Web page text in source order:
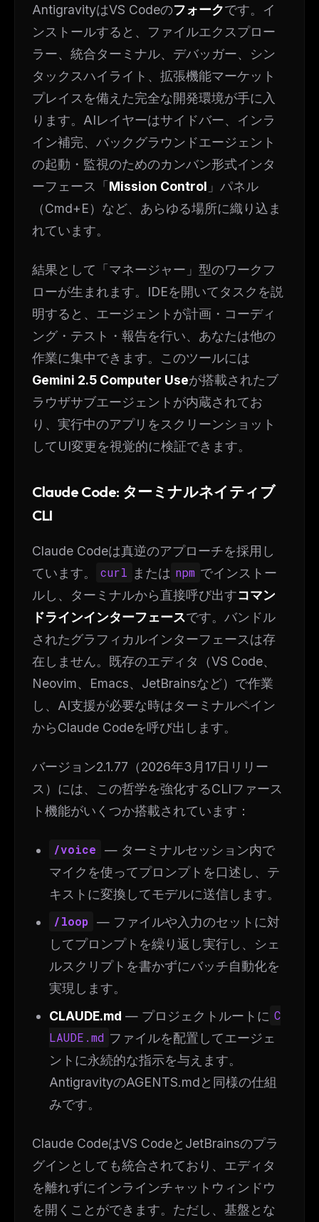
AntigravityはVS Codeのフォークです。イ
ンストールすると、ファイルエクスプロー
ラー、統合ターミナル、デバッガー、シン
タックスハイライト、拡張機能マーケット
プレイスを備えた完全な開発環境が手に入
ります。AIレイヤーはサイドバー、インラ
イン補完、バックグラウンドエージェント
の起動・監視のためのカンバン形式インタ
ーフェース「 Mission Control 」パネル
（Cmd+E）など、あらゆる場所に織り込ま
れています。
結果として「マネージャー」型のワークフ
ローが生まれます。IDEを開いてタスクを説
明すると、エージェントが計画・コーディ
ング・テスト・報告を行い、あなたは他の
作業に集中できます。このツールには
Gemini 2.5 Computer Useが搭載されたブ
ラウザサブエージェントが内蔵されてお
り、実行中のアプリをスクリーンショット
してUI変更を視覚的に検証できます。
Claude Code: ターミナルネイティブ
CLI
Claude Codeは真逆のアプローチを採用し
ています。
curl または npm でインストー
ルし、ターミナルから直接呼び出すコマン
ドラインインターフェースです。バンドル
されたグラフィカルインターフェースは存
在しません。既存のエディタ（VS Code、
Neovim、Emacs、JetBrainsなど）で作業
し、AI支援が必要な時はターミナルペイン
からClaude Codeを呼び出します。
バージョン2.1.77（2026年3月17日リリー
ス）には、この哲学を強化するCLIファース
ト機能がいくつか搭載されています：
/voice
— ターミナルセッション内で
マイクを使ってプロンプトを口述し、テ
キストに変換してモデルに送信します。
/loop — ファイルや入力のセットに対
してプロンプトを繰り返し実行し、シェ
ルスクリプトを書かずにバッチ自動化を
実現します。
CLAUDE.md — プロジェクトルートに C
LAUDE.md ファイルを配置してエージェ
ントに永続的な指示を与えます。
AntigravityのAGENTS.mdと同様の仕組
みです。
Claude CodeはVS CodeとJetBrainsのプラ
グインとしても統合されており、エディタ
を離れずにインラインチャットウィンドウ
を開くことができます。ただし、基盤とな